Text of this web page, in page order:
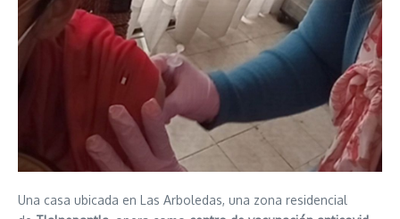
Una casa ubicada en Las Arboledas, una zona residencial